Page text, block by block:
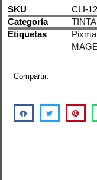
SKU
CLI-
Categoría
Etiquetas
Compartir: